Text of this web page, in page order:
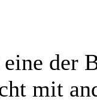
der
mit